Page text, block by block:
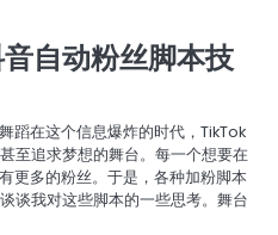
自动粉丝脚本技
蹈在这个信息爆炸的时代，TikTok
至追求梦想的舞台。每一个想要在
更多的粉丝。于是，各种加粉脚本
谈我对这些脚本的一些思考。舞台